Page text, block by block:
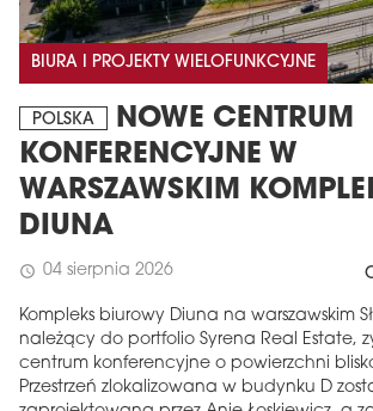
BIURA I PROJEKTY WIELOFUNKCYJNE
POLSKA
NOWE CENTRUM
KONFERENCYJNE W
WARSZAWSKIM
DIUNA
schedule 04 sierpnia 2026
Kompleks biurowy Diuna na warszawskim
należący do portfolio Syrena Real Estate,
centrum konferencyjne o powierzchni
Przestrzeń zlokalizowana w budynku D